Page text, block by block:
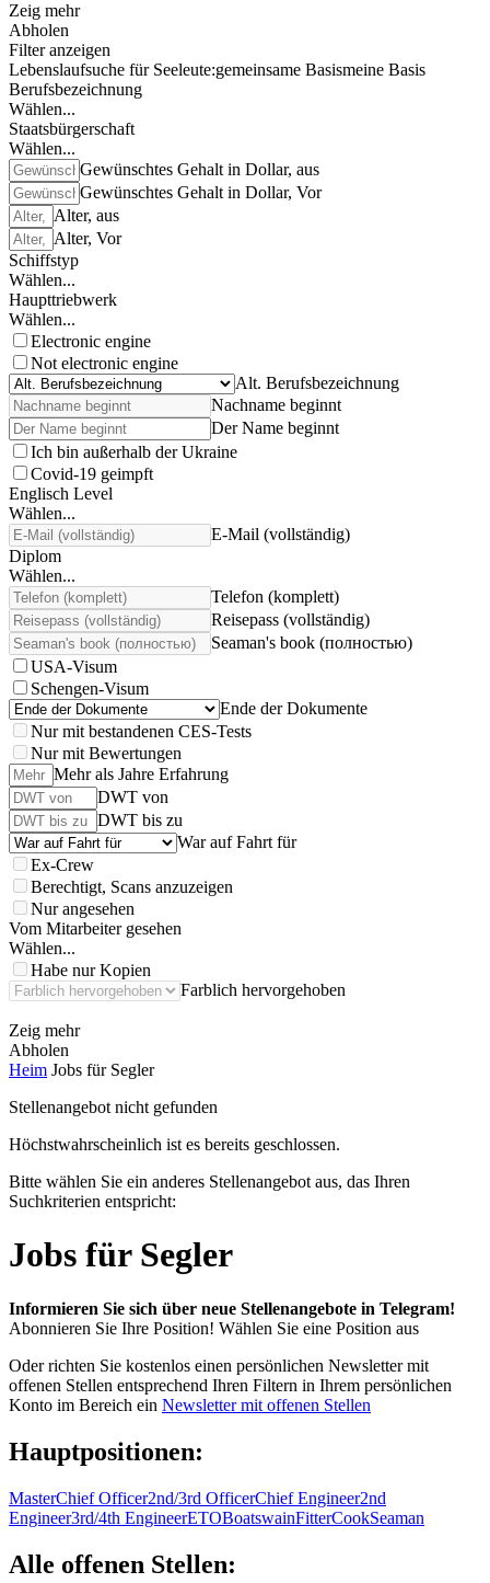
Zeig mehr
Abholen
Filter anzeigen
Lebenslaufsuche für Seeleute:gemeinsame Basismeine Basis
Berufsbezeichnung
Wählen...
Staatsbürgerschaft
Wählen...
Gewünschtes Gehalt in Dollar, aus
Gewünschtes Gehalt in Dollar, Vor
Alter, aus
Alter, Vor
Schiffstyp
Wählen...
Haupttriebwerk
Wählen...
Electronic engine
Not electronic engine
Alt. Berufsbezeichnung
Nachname beginnt
Der Name beginnt
Ich bin außerhalb der Ukraine
Covid-19 geimpft
Englisch Level
Wählen...
E-Mail (vollständig)
Diplom
Wählen...
Telefon (komplett)
Reisepass (vollständig)
Seaman's book (полностью)
USA-Visum
Schengen-Visum
Ende der Dokumente
Nur mit bestandenen CES-Tests
Nur mit Bewertungen
Mehr als Jahre Erfahrung
DWT von
DWT bis zu
War auf Fahrt für
Ex-Crew
Berechtigt, Scans anzuzeigen
Nur angesehen
Vom Mitarbeiter gesehen
Wählen...
Habe nur Kopien
Farblich hervorgehoben
Zeig mehr
Abholen
Heim Jobs für Segler
Stellenangebot nicht gefunden
Höchstwahrscheinlich ist es bereits geschlossen.
Bitte wählen Sie ein anderes Stellenangebot aus, das Ihren
Suchkriterien entspricht:
Jobs für Segler
Informieren Sie sich über neue Stellenangebote in Telegram!
Abonnieren Sie Ihre Position! Wählen Sie eine Position aus
Oder richten Sie kostenlos einen persönlichen Newsletter mit
offenen Stellen entsprechend Ihren Filtern in Ihrem persönlichen
Konto im Bereich ein Newsletter mit offenen Stellen
Hauptpositionen:
MasterChief Officer2nd/3rd OfficerChief Engineer2nd
Engineer3rd/4th EngineerETOBoatswainFitterCookSeaman
Alle offenen Stellen: